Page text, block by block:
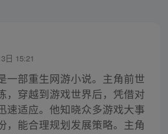
日 15:21
一部重生网游小说。主角前世
，穿越到游戏世界后，凭借对
速适应。他知晓众多游戏大事
，能合理规划发展策略。主角